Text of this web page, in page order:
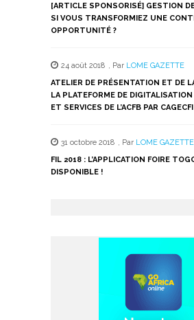
[ARTICLE SPONSORISÉ] GESTION
SI VOUS TRANSFORMIEZ UNE
OPPORTUNITÉ ?
24 août 2018 , Par LOME GAZETTE
ATELIER DE PRÉSENTATION ET DE
LA PLATEFORME DE
ET SERVICES DE L’ACFB PAR
31 octobre 2018 , Par LOME GAZETTE
FIL 2018 : L’APPLICATION FOIRE
DISPONIBLE !